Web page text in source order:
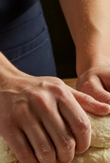
CON
FRUTAS
TEMPORADA